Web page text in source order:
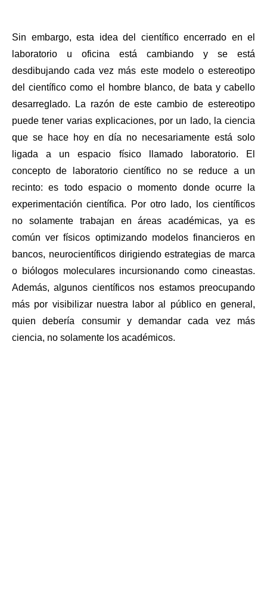
Sin embargo, esta idea del científico encerrado en el
laboratorio u oficina está cambiando y se está
desdibujando cada vez más este modelo o estereotipo
del científico como el hombre blanco, de bata y cabello
desarreglado. La razón de este cambio de estereotipo
puede tener varias explicaciones, por un lado, la ciencia
que se hace hoy en día no necesariamente está solo
ligada a un espacio físico llamado laboratorio. El
concepto de laboratorio científico no se reduce a un
recinto: es todo espacio o momento donde ocurre la
experimentación científica. Por otro lado, los científicos
no solamente trabajan en áreas académicas, ya es
común ver físicos optimizando modelos financieros en
bancos, neurocientíficos dirigiendo estrategias de marca
o biólogos moleculares incursionando como cineastas.
Además, algunos científicos nos estamos preocupando
más por visibilizar nuestra labor al público en general,
quien debería consumir y demandar cada vez más
ciencia, no solamente los académicos.